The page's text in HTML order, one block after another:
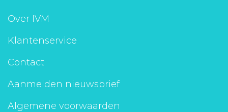
Over IVM
Klantenservice
Contact
Aanmelden nieuwsbrief
Algemene voorwaarden